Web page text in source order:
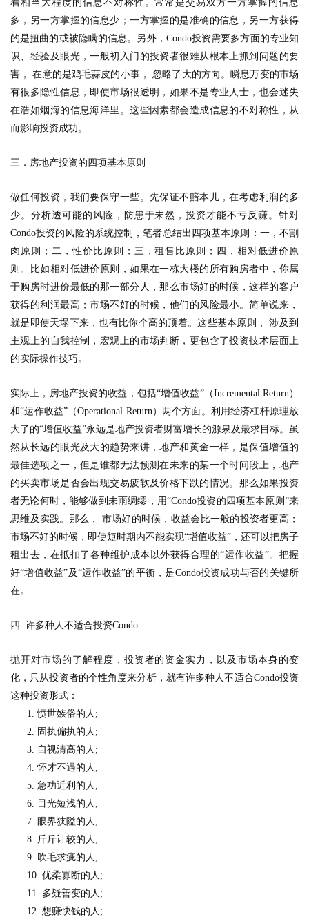
着相当大程度的信息不对称性。常常是交易双方一方掌握的信息
多，另一方掌握的信息少；一方掌握的是准确的信息，另一方获得
的是扭曲的或被隐瞒的信息。另外， Condo投资需要多方面的专业知
识、经验及眼光，一般初入门的投资者很难从根本上抓到问题的要
害， 在意的是鸡毛蒜皮的小事， 忽略了大的方向。瞬息万变的市场
有很多隐性信息，即使市场很透明，如果不是专业人士，也会迷失
在浩如烟海的信息海洋里。这些因素都会造成信息的不对称性，从
而影响投资成功。
三．房地产投资的四项基本原则
做任何投资，我们要保守一些。先保证不赔本儿，在考虑利润的多
少。分析透可能的风险，防患于未然，投资才能不亏反赚。针对
Condo投资的风险的系统控制，笔者总结出四项基本原则：一，不割
肉原则；二，性价比原则；三，租售比原则；四，相对低进价原
则。比如相对低进价原则，如果在一栋大楼的所有购房者中，你属
于购房时进价最低的那一部分人，那么市场好的时候，这样的客户
获得的利润最高；市场不好的时候，他们的风险最小。简单说来，
就是即使天塌下来，也有比你个高的顶着。这些基本原则， 涉及到
主观上的自我控制，宏观上的市场判断，更包含了投资技术层面上
的实际操作技巧。
实际上，房地产投资的收益，包括“增值收益”（Incremental Return ）
和“运作收益”（Operational Return ）两个方面。利用经济杠杆原理放
大了的“增值收益”永远是地产投资者财富增长的源泉及最求目标。虽
然从长远的眼光及大的趋势来讲，地产和黄金一样，是保值增值的
最佳选项之一，但是谁都无法预测在未来的某一个时间段上，地产
的买卖市场是否会出现交易疲软及价格下跌的情况。那么如果投资
者无论何时，能够做到未雨绸缪，用“Condo投资的四项基本原则”来
思维及实践。那么， 市场好的时候，收益会比一般的投资者更高；
市场不好的时候，即使短时期内不能实现“增值收益”，还可以把房子
租出去，在抵扣了各种维护成本以外获得合理的“运作收益”。把握
好“增值收益”及“运作收益”的平衡，是Condo投资成功与否的关键所
在。
四 许多种人不适合投资Condo:
抛开对市场的了解程度，投资者的资金实力，以及市场本身的变
化，只从投资者的个性角度来分析，就有许多种人不适合Condo投资
这种投资形式：
1.愤世嫉俗的人 ;
2.
固执偏执的人 ;
3.
自视清高的人 ;
4.怀才不遇的人 ;
5. 急功近利的人 ;
6.
目光短浅的人 ;
7. 眼界狭隘的人 ;
8.
斤斤计较的人 ;
9. 吹毛求疵的人 ;
10. 优柔寡断的人 ;
11. 多疑善变的人 ;
12. 想赚快钱的人 ;